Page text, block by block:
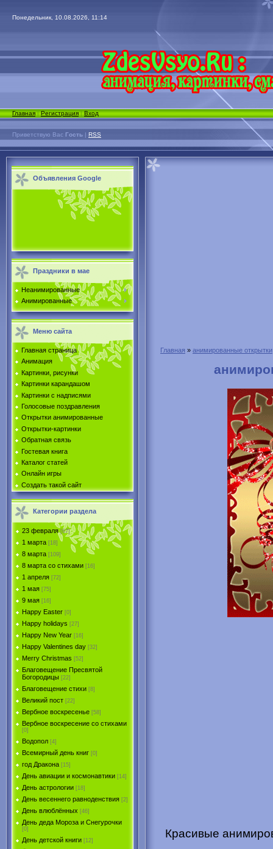
Понедельник, 10.08.2026, 11:14
Главная|Регистрация|Вход
Приветствую Вас Гость | RSS
Объявления Google
Праздники в мае
Неанимированные
Анимированные
Меню сайта
Главная страница
Анимация
Картинки, рисунки
Картинки карандашом
Картинки с надписями
Голосовые поздравления
Открытки анимированные
Открытки-картинки
Обратная связь
Гостевая книга
Каталог статей
Онлайн игры
Создать такой сайт
Категории раздела
23 февраля [67]
1 марта [18]
8 марта [109]
8 марта со стихами [16]
1 апреля [72]
1 мая [75]
9 мая [16]
Happy Easter [0]
Happy holidays [27]
Happy New Year [16]
Happy Valentines day [32]
Merry Christmas [52]
Благовещение Пресвятой
Богородицы [22]
Благовещение стихи [8]
Великий пост [22]
Вербное воскресенье [58]
Вербное воскресение со стихами
[0]
Водопол [4]
Всемирный день книг [0]
год Дракона [15]
День авиации и космонавтики [14]
День астрологии [18]
День весеннего равноденствия [2]
День влюблённых [46]
День деда Мороза и Снегурочки
[0]
День детской книги [12]
Главная » анимированные открытки
Красивые